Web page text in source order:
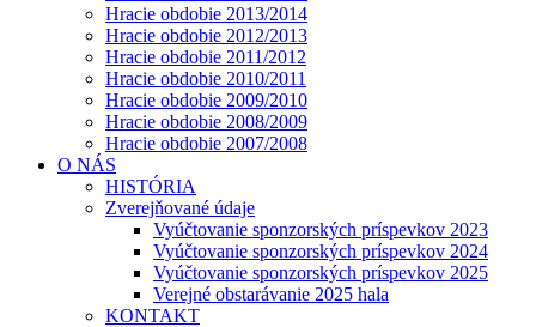
Hracie obdobie 2013/2014
Hracie obdobie 2012/2013
Hracie obdobie 2011/2012
Hracie obdobie 2010/2011
Hracie obdobie 2009/2010
Hracie obdobie 2008/2009
Hracie obdobie 2007/2008
O NÁS
HISTÓRIA
Zverejňované údaje
Vyúčtovanie sponzorských príspevkov 2023
Vyúčtovanie sponzorských príspevkov 2024
Vyúčtovanie sponzorských príspevkov 2025
Verejné obstarávanie 2025 hala
KONTAKT